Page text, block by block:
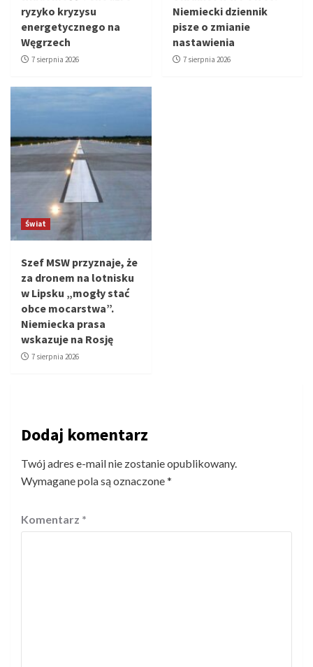
ryzyko kryzysu
energetycznego na
Węgrzech
7 sierpnia 2026
Niemiecki dziennik
pisze o zmianie
nastawienia
7 sierpnia 2026
Świat
Szef MSW przyznaje, że
za dronem na lotnisku
w Lipsku „mogły stać
obce mocarstwa”.
Niemiecka prasa
wskazuje na Rosję
7 sierpnia 2026
Dodaj komentarz
Twój adres e-mail nie zostanie opublikowany.
Wymagane pola są oznaczone*
Komentarz *